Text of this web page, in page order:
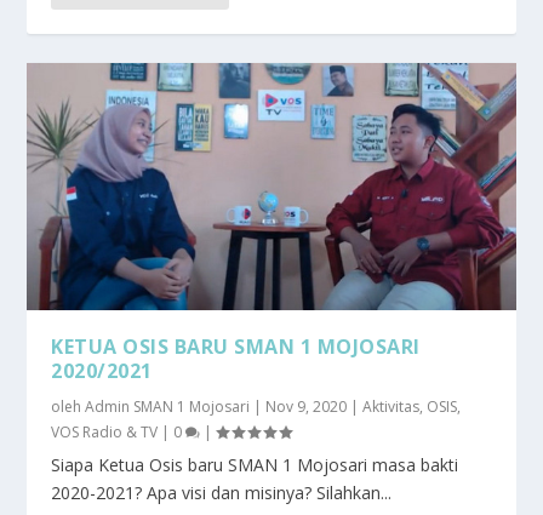
KETUA OSIS BARU SMAN 1 MOJOSARI
2020/2021
olehAdmin SMAN 1 Mojosari | Nov 9, 2020 |Aktivitas, OSIS,
VOS Radio & TV | 0 |
Siapa Ketua Osis baru SMAN 1 Mojosari masa bakti
2020-2021? Apa visi dan misinya? Silahkan...